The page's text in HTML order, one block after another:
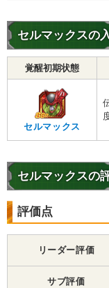
セルマックスの
覚醒初期状態
セルマックス
セルマックスの
評価点
リーダー評価
サブ評価